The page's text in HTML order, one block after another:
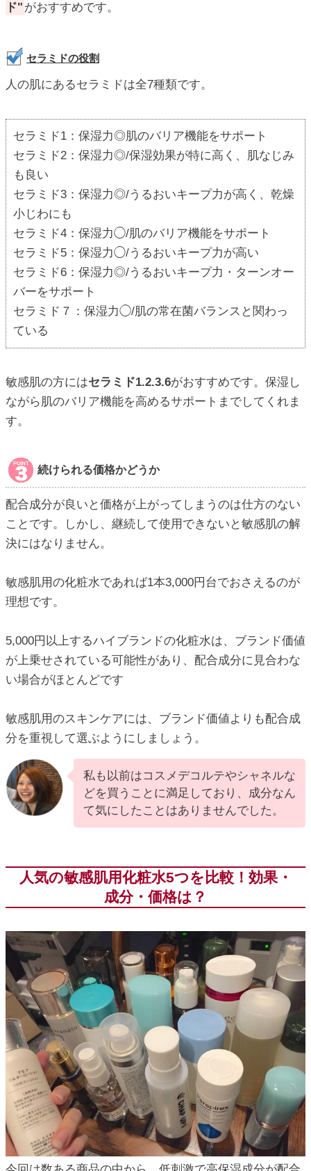
ド" がおすすめです。
セラミドの役割
人の肌にあるセラミドは全7種類です。
セラミド1：保湿力◎肌のバリア機能をサポート
セラミド2：保湿力◎/保湿効果が特に高く、肌なじみ
も良い
セラミド3：保湿力◎/うるおいキープ力が高く、乾燥
小じわにも
セラミド4：保湿力◯/肌のバリア機能をサポート
セラミド5：保湿力◯/うるおいキープ力が高い
セラミド6：保湿力◎/うるおいキープ力・ターンオー
バーをサポート
セラミド７：保湿力◯/肌の常在菌バランスと関わっ
ている
敏感肌の方にはセラミド1.2.3.6がおすすめです。保湿し
ながら肌のバリア機能を高めるサポートまでしてくれま
す。
続けられる価格かどうか
配合成分が良いと価格が上がってしまうのは仕方のない
ことです。しかし、継続して使用できないと敏感肌の解
決にはなりません。
敏感肌用の化粧水であれば1本3,000円台でおさえるのが
理想です。
5,000円以上するハイブランドの化粧水は、ブランド価値
が上乗せされている可能性があり、配合成分に見合わな
い場合がほとんどです
敏感肌用のスキンケアには、ブランド価値よりも配合成
分を重視して選ぶようにしましょう。
私も以前はコスメデコルテやシャネルな
どを買うことに満足しており、成分なん
て気にしたことはありませんでした。
人気の敏感肌用化粧水5つを比較！効果・
成分・価格は？